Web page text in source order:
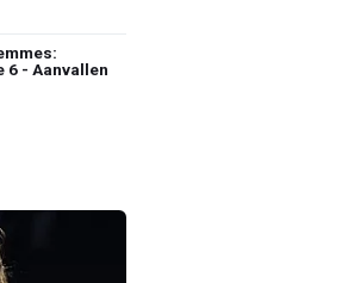
6 - Aanvallen